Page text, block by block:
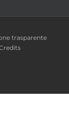
trasparente